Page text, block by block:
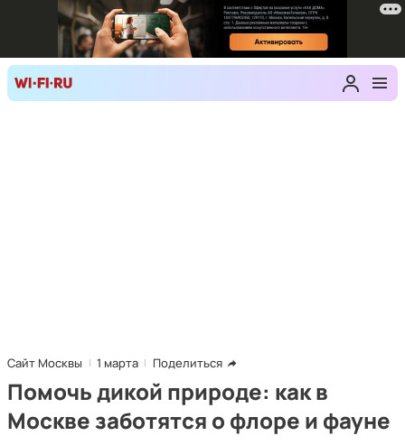
Сайт Москвы 1 марта Поделиться
Помочь дикой природе: как в
Москве заботятся о флоре и фауне